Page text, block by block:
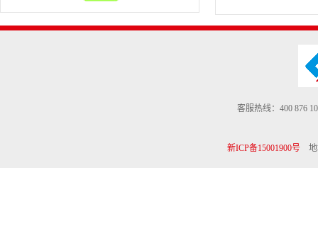
客服热线：400 876
新ICP备15001900号地